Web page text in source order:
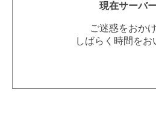
現在サーバ
ご迷惑をおか
しばらく時間を